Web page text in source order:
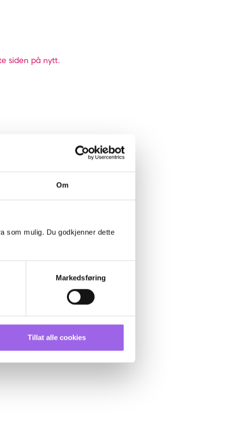
Om
som mulig. Du godkjenner dette
Markedsføring
Tillat alle cookies
siden på nytt.